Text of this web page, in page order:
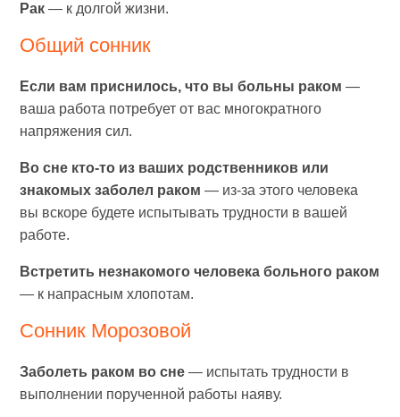
Рак — к долгой жизни.
Общий сонник
Если вам приснилось, что вы больны раком —
ваша работа потребует от вас многократного
напряжения сил.
Во сне кто-то из ваших родственников или
знакомых заболел раком — из-за этого человека
вы вскоре будете испытывать трудности в вашей
работе.
Встретить незнакомого человека больного раком
— к напрасным хлопотам.
Сонник Морозовой
Заболеть раком во сне — испытать трудности в
выполнении порученной работы наяву.